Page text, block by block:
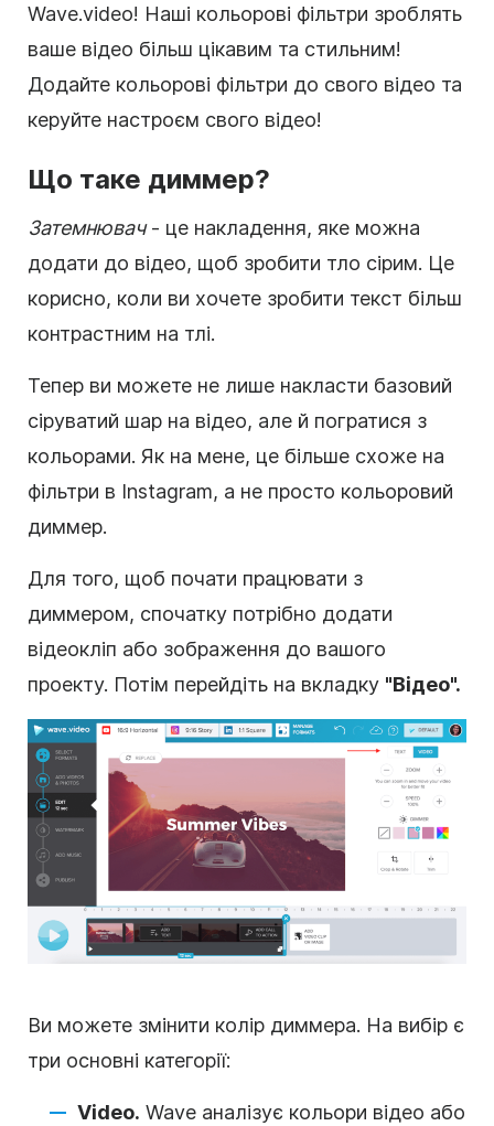
Wave.video! Наші кольорові фільтри зроблять
ваше відео більш цікавим та стильним!
Додайте кольорові фільтри до свого відео та
керуйте настроєм свого відео!
Що таке диммер?
Затемнювач- це накладення, яке можна
додати до відео, щоб зробити тло сірим. Це
корисно, коли ви хочете зробити текст більш
контрастним на тлі.
Тепер ви можете не лише накласти базовий
сіруватий шар на відео, але й погратися з
кольорами. Як на мене, це більше схоже на
фільтри в Instagram, а не просто кольоровий
диммер.
Для того, щоб почати працювати з
диммером, спочатку потрібно додати
відеокліп або зображення до вашого
проекту. Потім перейдіть на вкладку "Відео".
Ви можете змінити колір диммера. На вибір є
три основні категорії:
Video. Wave аналізує кольори відео або